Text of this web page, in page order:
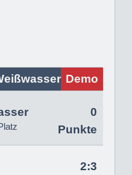
Demo
0
Punkte
2:3